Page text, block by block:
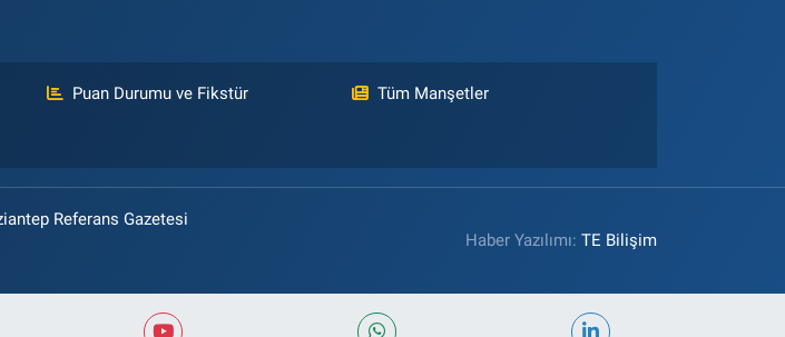
Puan Durumu ve Fikstür Tüm Manşetler
Referans Gazetesi
Haber Yazılımı:TE Bilişim